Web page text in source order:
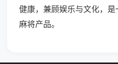
健康，兼顾娱乐与文化，
麻将产品。